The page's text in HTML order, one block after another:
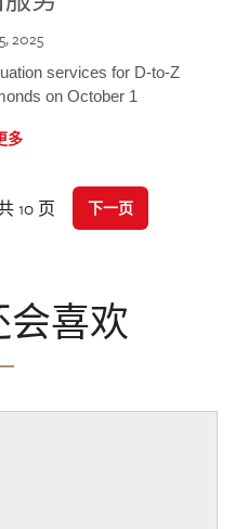
2025
services for D-to-Z
on October 1
多
10 页 下一页
会喜欢